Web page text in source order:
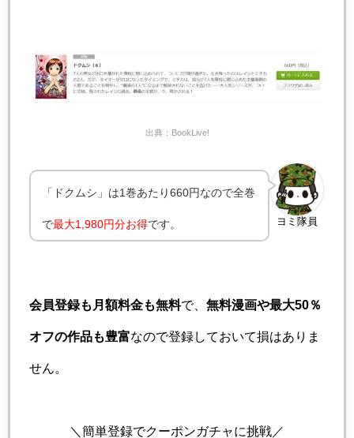
出典：BookLive!
ヨミ隊員
「ドクムシ」は1巻あたり660円なので全巻
で最大1,980円分お得です。
会員登録も月額料金も無料で、 無料漫画や最大50％
オフの作品も豊富なので登録しておいて損はありま
せん。
＼簡単登録でクーポンガチャに挑戦／